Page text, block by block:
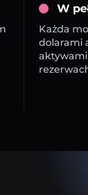
W
Każda
dolarami